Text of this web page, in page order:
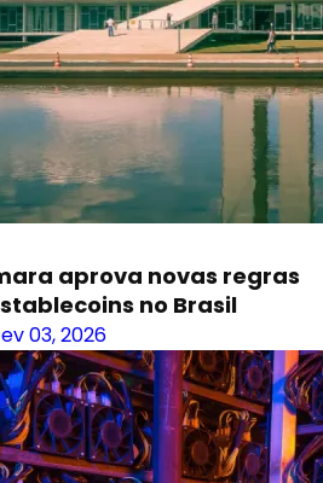
aprova novas regras
no Brasil
03, 2026